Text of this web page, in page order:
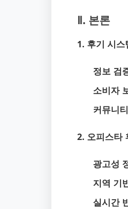
Ⅱ. 본론
1. 후기 시스
정보 검
소비자
커뮤니
2. 오피스타
광고성
지역 기
실시간